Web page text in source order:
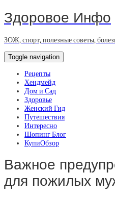
Здоровое Инфо
ЗОЖ, спорт, полезные советы,
Toggle navigation
Рецепты
Хендмейд
Дом и Сад
Здоровье
Женский Гид
Путешествия
Интересно
Шопинг Блог
КупиОбзор
Важное
для пожилых